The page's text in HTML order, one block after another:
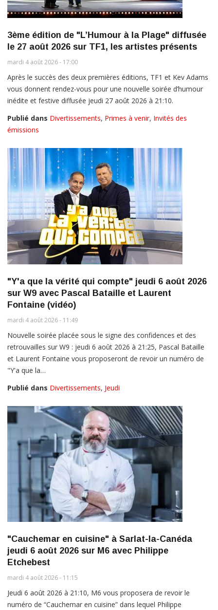
3ème édition de "L’Humour à la Plage" diffusée
le 27 août 2026 sur TF1, les artistes présents
mardi 4 août 2026 - 17:00
Après le succès des deux premières éditions, TF1 et Kev Adams
vous donnent rendez-vous pour une nouvelle soirée d’humour
inédite et festive diffusée jeudi 27 août 2026 à 21:10.
Publié dans Divertissements, Primes à venir, Invités des
émissions
"Y'a que la vérité qui compte" jeudi 6 août 2026
sur W9 avec Pascal Bataille et Laurent
Fontaine (vidéo)
mardi 4 août 2026 - 11:49
Nouvelle soirée placée sous le signe des confidences et des
retrouvailles sur W9 : jeudi 6 août 2026 à 21:25, Pascal Bataille
et Laurent Fontaine vous proposeront de revoir un numéro de
"Y'a que la…
Publié dans Divertissements, Jeudi
"Cauchemar en cuisine" à Sarlat-la-Canéda
jeudi 6 août 2026 sur M6 avec Philippe
Etchebest
mardi 4 août 2026 - 11:15
Jeudi 6 août 2026 à 21:10, M6 vous proposera de revoir le
numéro de “Cauchemar en cuisine” dans lequel Philippe